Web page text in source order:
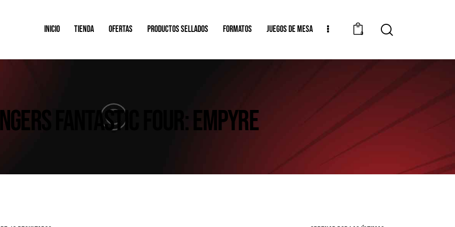
INICIO TIENDA OFERTAS PRODUCTOS SELLADOS FORMATOS JUEGOS DE MESA 0
FANTASTIC FOUR: EMPYRE